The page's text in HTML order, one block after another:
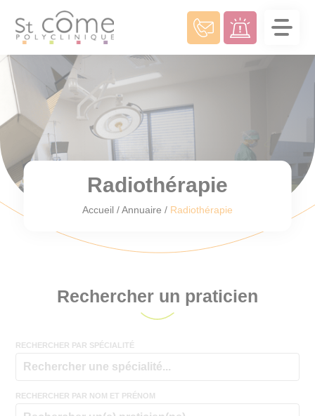
Radiothérapie
Accueil /Annuaire / Radiothérapie
Rechercher un praticien
RECHERCHER PAR SPÉCIALITÉ
RECHERCHER PAR NOM ET PRÉNOM